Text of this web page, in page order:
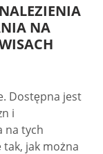
NA
Dostępna jest
i
na tych
tak, jak można